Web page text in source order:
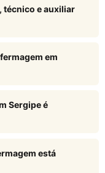
técnico e auxiliar
em
Sergipe é
está